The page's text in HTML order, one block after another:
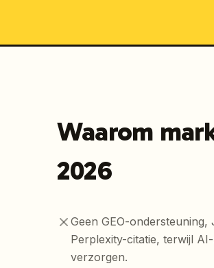
Waarom
2026
Geen GEO-
Perplexity-citatie, terwijl
verzorgen.